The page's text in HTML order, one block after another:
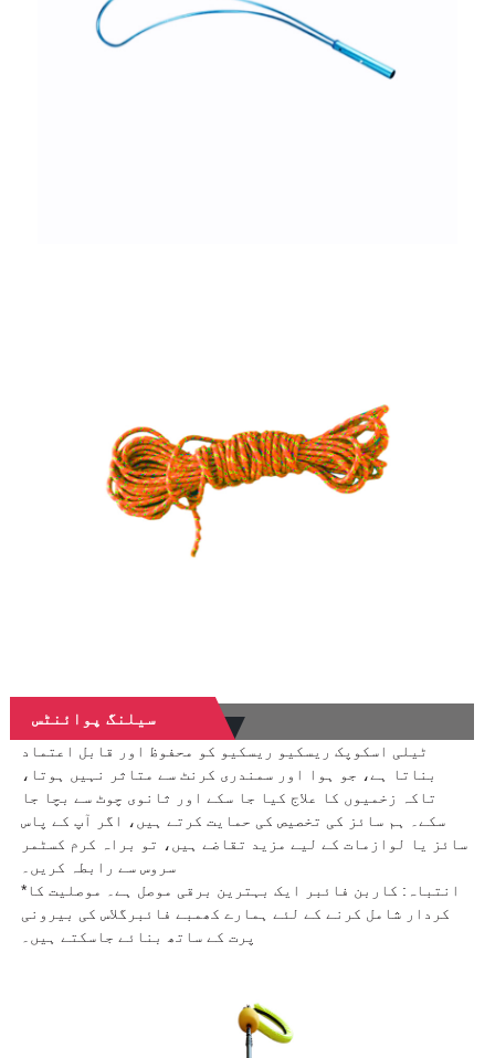
سیلنگ پوائنٹس
ٹیلی اسکوپک ریسکیو ریسکیو کو محفوظ اور قابل اعتماد
بناتا ہے، جو ہوا اور سمندری کرنٹ سے متاثر نہیں ہوتا،
تاکہ زخمیوں کا علاج کیا جا سکے اور ثانوی چوٹ سے بچا جا
سکے۔ ہم سائز کی تخصیص کی حمایت کرتے ہیں، اگر آپ کے پاس
سائز یا لوازمات کے لیے مزید تقاضے ہیں، تو براہ کرم کسٹمر
سروس سے رابطہ کریں۔
*انتباہ: کاربن فائبر ایک بہترین برقی موصل ہے۔ موصلیت کا
کردار شامل کرنے کے لئے ہمارے کھمبے فائبرگلاس کی بیرونی
پرت کے ساتھ بنائے جاسکتے ہیں۔